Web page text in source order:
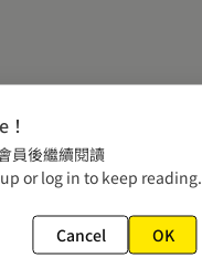
員後繼續閱讀
or log in to keep reading.
Cancel OK